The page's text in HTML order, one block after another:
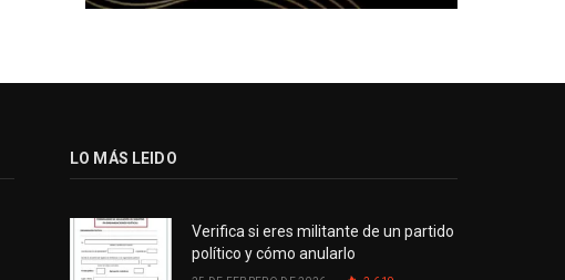
LO MÁS LEIDO
Verifica si eres militante de un partido
político y cómo anularlo